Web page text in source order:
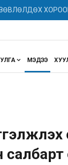
МЭДЭЭ